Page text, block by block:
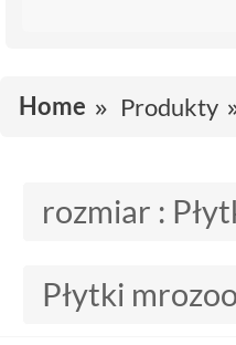
Home Produkty
rozmiar :
Płytki